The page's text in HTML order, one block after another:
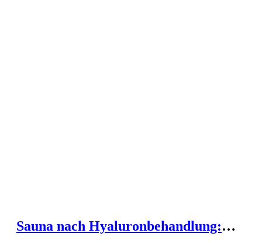
Sauna nach Hyaluronbehandlung: